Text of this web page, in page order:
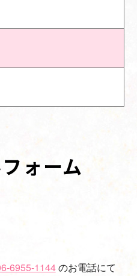
ォーム
6955-1144のお電話にて